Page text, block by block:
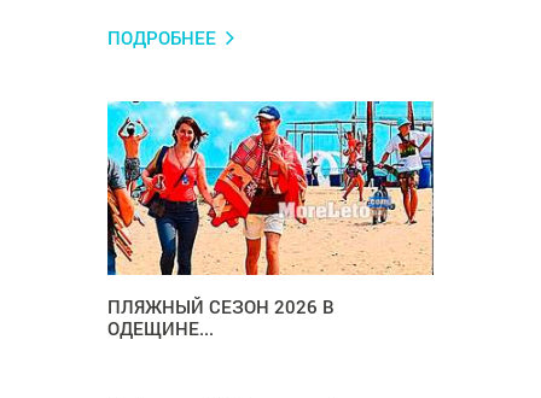
ПОДРОБНЕЕ
ПЛЯЖНЫЙ СЕЗОН 2026 В
ОДЕЩИНЕ...